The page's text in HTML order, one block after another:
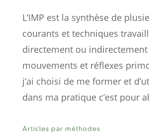
L’IMP est la synthèse de
courants et techniques
directement ou
mouvements et réflexes
j’ai choisi de me former et
dans ma pratique c’est pour
Articles par méthodes